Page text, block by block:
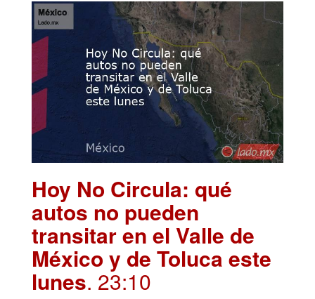
Hoy No Circula: qué
autos no pueden
transitar en el Valle de
México y de Toluca este
lunes. 23:10